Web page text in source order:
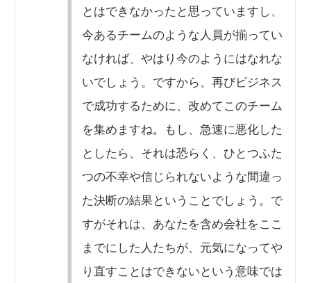
とはできなかったと思っていますし、
今あるチームのような人員が揃ってい
なければ、やはり今のようにはなれな
いでしょう。ですから、再びビジネス
で成功するために、改めてこのチーム
を集めますね。もし、急速に悪化した
としたら、それは恐らく、ひとつふた
つの不幸や信じられないような間違っ
た決断の結果ということでしょう。で
すがそれは、あなたを含め会社をここ
までにした人たちが、元気になってや
り直すことはできないという意味では